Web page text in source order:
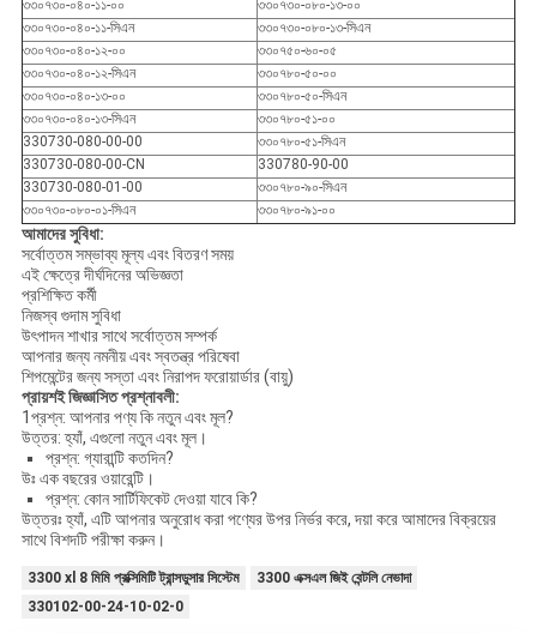
৩৩০৭৩০-০৪০-১১-০০
৩৩০৭৩০-০৮০-১৩-০০
৩৩০৭৩০-০৪০-১১-সিএন
৩৩০৭৩০-০৮০-১৩-সিএন
৩৩০৭৩০-০৪০-১২-০০
৩৩০৭৫০-৬০-০৫
৩৩০৭৩০-০৪০-১২-সিএন
৩৩০৭৮০-৫০-০০
৩৩০৭৩০-০৪০-১৩-০০
৩৩০৭৮০-৫০-সিএন
৩৩০৭৩০-০৪০-১৩-সিএন
৩৩০৭৮০-৫১-০০
330730-080-00-00
৩৩০৭৮০-৫১-সিএন
330730-080-00-CN
330780-90-00
330730-080-01-00
৩৩০৭৮০-৯০-সিএন
৩৩০৭৩০-০৮০-০১-সিএন
৩৩০৭৮০-৯১-০০
আমাদের সুবিধা:
সর্বোত্তম সম্ভাব্য মূল্য এবং বিতরণ সময়
এই ক্ষেত্রে দীর্ঘদিনের অভিজ্ঞতা
প্রশিক্ষিত কর্মী
নিজস্ব গুদাম সুবিধা
উৎপাদন শাখার সাথে সর্বোত্তম সম্পর্ক
আপনার জন্য নমনীয় এবং স্বতন্ত্র পরিষেবা
শিপমেন্টের জন্য সস্তা এবং নিরাপদ ফরোয়ার্ডার (বায়ু)
প্রায়শই জিজ্ঞাসিত প্রশ্নাবলী:
1প্রশ্ন: আপনার পণ্য কি নতুন এবং মূল?
উত্তর: হ্যাঁ, এগুলো নতুন এবং মূল।
প্রশ্ন: গ্যারান্টি কতদিন?
উঃ এক বছরের ওয়ারেন্টি।
প্রশ্ন: কোন সার্টিফিকেট দেওয়া যাবে কি?
উত্তরঃ হ্যাঁ, এটি আপনার অনুরোধ করা পণ্যের উপর নির্ভর করে, দয়া করে আমাদের বিক্রয়ের
সাথে বিশদটি পরীক্ষা করুন।
3300 xl 8 মিমি প্রক্সিমিটি ট্রান্সডুসার সিস্টেম
3300 এক্সএল জিই বেন্টলি নেভাদা
330102-00-24-10-02-0